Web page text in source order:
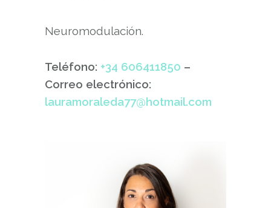
Neuromodulación.
Teléfono: +34 606411850 –
Correo electrónico:
lauramoraleda77@hotmail.com